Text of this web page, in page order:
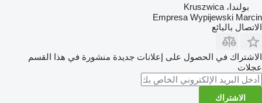
بولندا، Kruszwica
Empresa Wypijewski Marcin
الاتصال بالبائع
الاشتراك في الحصول على إعلانات جديدة منشورة في هذا القسم
عجلات
الاشتراك